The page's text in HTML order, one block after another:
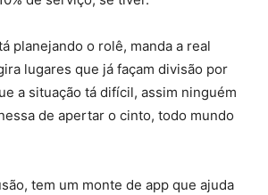
planejando o rolê, manda a real
lugares que já façam divisão por
a situação tá difícil, assim ninguém
de apertar o cinto, todo mundo
tem um monte de app que ajuda